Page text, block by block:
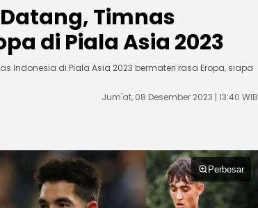
Timnas
di Piala Asia 2023
Indonesia di Piala Asia 2023 bermateri rasa Eropa, siapa
Jum'at, 08 Desember 2023 | 13:40 WIB
Perbesar